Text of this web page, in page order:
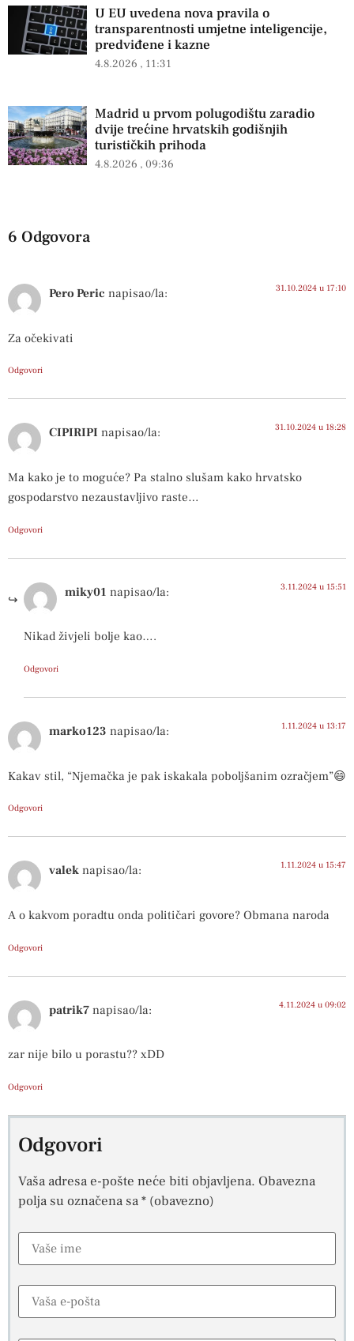
U EU uvedena nova pravila o
transparentnosti umjetne inteligencije,
predviđene i kazne
4.8.2026 11:31
Madrid u prvom polugodištu zaradio
dvije trećine hrvatskih godišnjih
turističkih prihoda
4.8.2026 09:36
6 Odgovora
Pero Peric napisao/la: 31.10.2024 u 17:10
Za očekivati
Odgovori
CIPIRIPI napisao/la: 31.10.2024 u 18:28
Ma kako je to moguće? Pa stalno slušam kako hrvatsko
gospodarstvo nezaustavljivo raste…
Odgovori
miky01 napisao/la: 3.11.2024 u 15:51
Nikad živjeli bolje kao….
Odgovori
marko123 napisao/la: 1.11.2024 u 13:17
Kakav stil, “Njemačka je pak iskakala poboljšanim ozračjem”😄
Odgovori
valek napisao/la: 1.11.2024 u 15:47
A o kakvom poradtu onda političari govore? Obmana naroda
Odgovori
patrik7 napisao/la: 4.11.2024 u 09:02
zar nije bilo u porastu?? xDD
Odgovori
Odgovori
Vaša adresa e-pošte neće biti objavljena. Obavezna
polja su označena sa* (obavezno)